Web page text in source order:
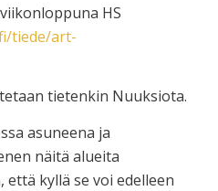
HS
tiede/art-
tietenkin Nuuksiota.
asuneena ja
näitä alueita
kyllä se voi edelleen